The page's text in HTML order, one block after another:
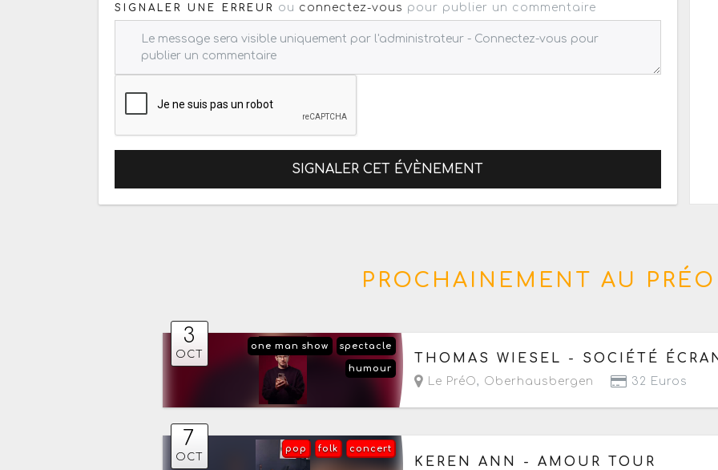
SIGNALER UNE ERREUR ou connectez-vous pour publier un commentaire
SIGNALER CET ÉVÈNEMENT
PROCHAINEMENT AU PRÉO
3
OCT
spectacle
one man show
humour
Le samedi 3 octobre 2026 à partir de 20h
THOMAS WIESEL - SOCIÉTÉ
Le PréO, Oberhausbergen 32 Euros
7
OCT
concert
folk
pop
Le mercredi 7 octobre 2026 à partir de 20h
KEREN ANN - AMOUR TOUR